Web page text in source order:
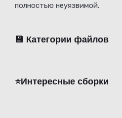
полностью неуязвимой.
💾 Категории файлов
⭐️Интересные сборки